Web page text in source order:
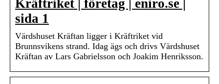
Kräftriket | företag | eniro.se |
sida 1
Värdshuset Kräftan ligger i Kräftriket vid
Brunnsvikens strand. Idag ägs och drivs Värdshuset
Kräftan av Lars Gabrielsson och Joakim Henriksson.